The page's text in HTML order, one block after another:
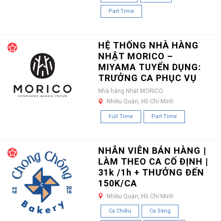
Part Time
HỆ THỐNG NHÀ HÀNG
NHẬT MORICO –
MIYAMA TUYỂN DỤNG:
TRƯỞNG CA PHỤC VỤ
Nhà hàng Nhật MORICO
Nhiều Quận, Hồ Chí Minh
Full Time Part Time
NHÂN VIÊN BÁN HÀNG |
LÀM THEO CA CỐ ĐỊNH |
31k /1h + THƯỞNG ĐẾN
150K/CA
Nhiều Quận, Hồ Chí Minh
Ca Chiều Ca Sáng